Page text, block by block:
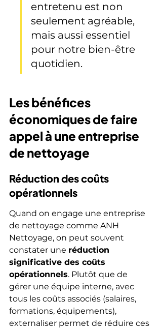
entretenu est non
seulement agréable,
mais aussi essentiel
pour notre bien-être
quotidien.
Les bénéfices
économiques de faire
appel à une entreprise
de nettoyage
Réduction des coûts
opérationnels
Quand on engage une entreprise
de nettoyage comme ANH
Nettoyage, on peut souvent
constater une réduction
significative des coûts
opérationnels. Plutôt que de
gérer une équipe interne, avec
tous les coûts associés (salaires,
formations, équipements),
externaliser permet de réduire ces